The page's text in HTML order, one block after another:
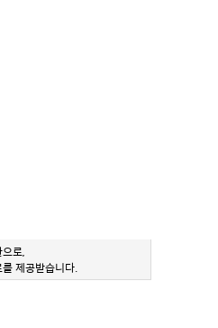
로,
제공받습니다.